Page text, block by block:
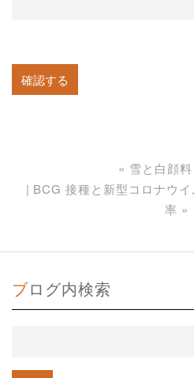
« 雪と白顔料
BCG 接種と新型コロナウ
率 »
ブログ内検索